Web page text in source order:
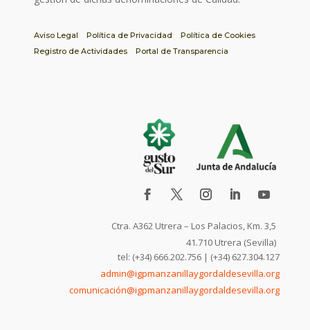
Aviso Legal Política de Privacidad
Política de Cookies
Registro de Actividades
Portal de Transparencia
Ctra. A362 Utrera – Los Palacios, Km. 3,5
41.710 Utrera (Sevilla)
tel: (+34) 666.202.756 | (+34) 627.304.127
admin@igpmanzanillaygordaldesevilla.org
comunicación@igpmanzanillaygordaldesevilla.org